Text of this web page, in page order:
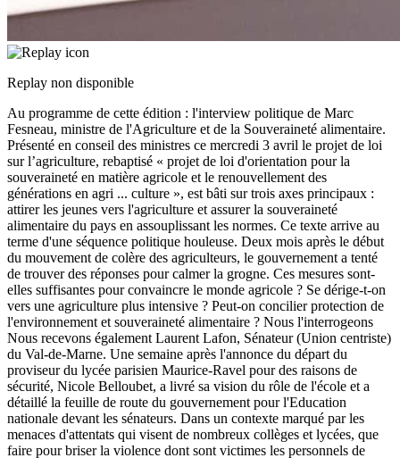
Replay non disponible
Au programme de cette édition : l'interview politique de Marc
Fesneau, ministre de l'Agriculture et de la Souveraineté alimentaire.
Présenté en conseil des ministres ce mercredi 3 avril le projet de loi
sur l’agriculture, rebaptisé « projet de loi d'orientation pour la
souveraineté en matière agricole et le renouvellement des
générations en agri ... culture », est bâti sur trois axes principaux :
attirer les jeunes vers l'agriculture et assurer la souveraineté
alimentaire du pays en assouplissant les normes. Ce texte arrive au
terme d'une séquence politique houleuse. Deux mois après le début
du mouvement de colère des agriculteurs, le gouvernement a tenté
de trouver des réponses pour calmer la grogne. Ces mesures sont-
elles suffisantes pour convaincre le monde agricole ? Se dérige-t-on
vers une agriculture plus intensive ? Peut-on concilier protection de
l'environnement et souveraineté alimentaire ? Nous l'interrogeons
Nous recevons également Laurent Lafon, Sénateur (Union centriste)
du Val-de-Marne. Une semaine après l'annonce du départ du
proviseur du lycée parisien Maurice-Ravel pour des raisons de
sécurité, Nicole Belloubet, a livré sa vision du rôle de l'école et a
détaillé la feuille de route du gouvernement pour l'Education
nationale devant les sénateurs. Dans un contexte marqué par les
menaces d'attentats qui visent de nombreux collèges et lycées, que
faire pour briser la violence dont sont victimes les personnels de